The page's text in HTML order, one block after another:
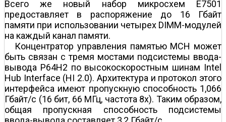
Всего же новый набор микросхем E7501
предоставляет в распоряжение до 16 Гбайт
памяти при использовании четырех DIMM-модулей
на каждый канал памяти.
Концентратор управления памятью MCH может
быть связан с тремя мостами подсистемы ввода-
вывода P64H2 по высокоскоростным шинам Intel
Hub Interface (HI 2.0). Архитектура и протокол этого
интерфейса имеют пропускную способность 1,066
Гбайт/с (16 бит, 66 МГц, частота 8х). Таким образом,
общая пропускная способность подсистемы